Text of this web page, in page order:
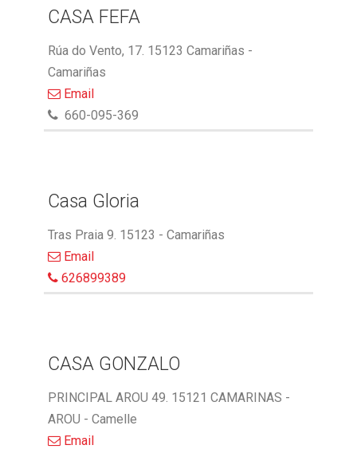
CASA FEFA
Rúa do Vento, 17. 15123 Camariñas -
Camariñas
Email
660-095-369
Casa Gloria
Tras Praia 9. 15123 - Camariñas
Email
626899389
CASA GONZALO
PRINCIPAL AROU 49. 15121 CAMARINAS -
AROU - Camelle
Email